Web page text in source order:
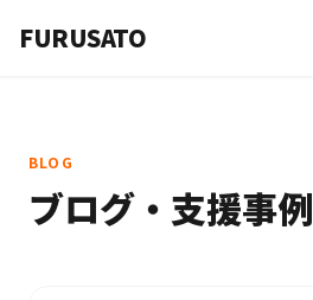
FURUSATO
BLOG
ブログ・支援事例